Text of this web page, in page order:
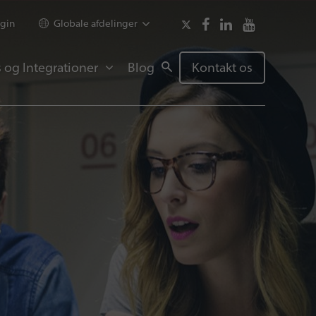
Globale afdelinger
og Integrationer Blog Kontakt os